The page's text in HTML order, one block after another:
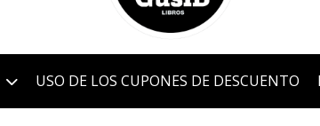
USO DE LOS CUPONES DE DESCUENTO